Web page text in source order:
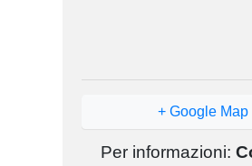
+ Google Map
Per informazioni: